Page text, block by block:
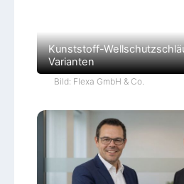
Kunststoff-
Varianten
Bild: Flexa GmbH & Co.